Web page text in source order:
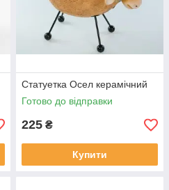
Статуетка Осел керамічний
Готово до відправки
225 ₴
Купити